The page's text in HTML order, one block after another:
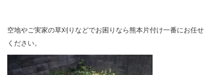
空地やご実家の草刈りなどでお困りなら熊本片付け一番にお任せ
ください。